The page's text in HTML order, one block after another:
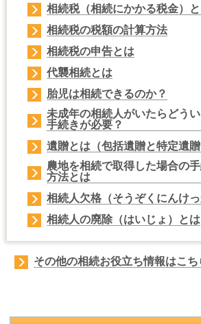
相続税（相続にかかる税金）
相続税の税額の計算方法
相続税の申告とは
代襲相続とは
胎児は相続できるのか？
未成年の相続人がいたらどうい
手続きが必要？
遺贈とは（包括遺贈と特定遺贈
農地を相続で取得した場合の
方法とは
相続人欠格（そうぞくにんけ
相続人の廃除（はいじょ）とは
その他の相続お役立ち情報はこち